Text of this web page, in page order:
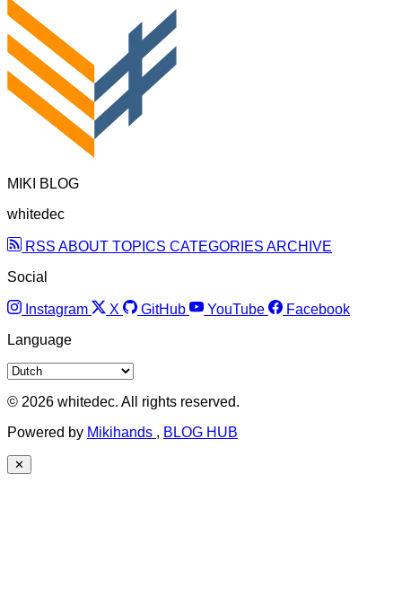
MIKI BLOG
whitedec
RSS ABOUT TOPICS CATEGORIES ARCHIVE
Social
Instagram X GitHub YouTube
Facebook
Language
© 2026 whitedec. All rights reserved.
Powered by Mikihands , BLOG HUB
✕